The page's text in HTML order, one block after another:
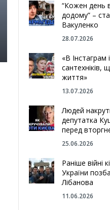
“Кожен день
додому” –
Вакуленко
28.07.2026
«В Інстаграм
сантехніків,
життя»
13.07.2026
Людей
депутатка
перед
25.06.2026
Раніше війні
України
Лібанова
11.06.2026